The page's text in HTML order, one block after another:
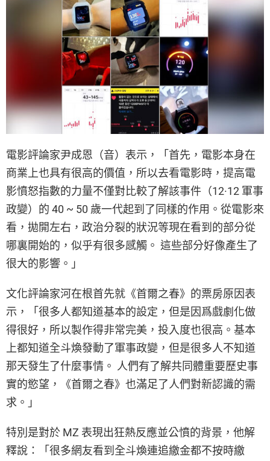
電影評論家尹成恩（音）表示，「首先，電影本身在
商業上也具有很高的價值，所以去看電影時，提高電
影憤怒指數的力量不僅對比較了解該事件（12·12 軍事
政變）的 40 ~ 50 歲一代起到了同樣的作用。從電影來
看，拋開左右，政治分裂的狀況等現在看到的部分從
哪裏開始的，似乎有很多感觸。 這些部分好像產生了
很大的影響。」
文化評論家河在根首先就《首爾之春》的票房原因表
示，「很多人都知道基本的設定，但是因爲戲劇化做
得很好，所以製作得非常完美，投入度也很高。基本
上都知道全斗煥發動了軍事政變，但是很多人不知道
那天發生了什麼事情。 人們有了解共同體重要歷史事
實的慾望，《首爾之春》也滿足了人們對新認識的需
求。」
特別是對於 MZ 表現出狂熱反應並公憤的背景，他解
釋說：「很多網友看到全斗煥連追繳金都不按時繳